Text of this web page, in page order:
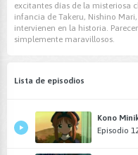
excitantes días de la misteriosa
infancia de Takeru, Nishino
intervienen en la historia.
simplemente maravillosos.
Lista de episodios
Kono
Episodio